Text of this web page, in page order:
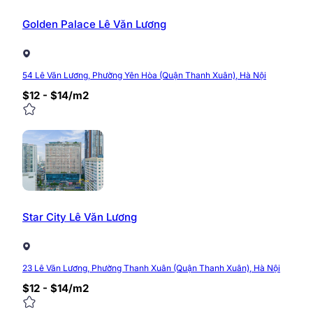
Kết cấu: 03 hầm – 11 tầng văn phòng cho thuê –
>>> Xem thêm các tòa nhà cho thuê văn phòng
Tiện ích Tòa nhà Diamond
Ngoài sở hữu vị trí trung tâm với hạ tầng giao thông
thuê văn phòng
06 thang máy tốc độ cao.
Hệ thống điều hòa trung tâm.
Hệ thống an ninh camera giám sát 24 giờ.
Bãi đậu xe: 03 tầng hầm để xe cho nhân viên +
Dịch vụ quan lý chuyên nghiệp, có quầy lễ tân
Golden Palace Lê Văn Lương
54 Lê Văn Lương, Phường Yên Hòa (Quận Thanh Xuân), Hà Nội
$12 - $14/m2
Star City Lê Văn Lương
23 Lê Văn Lương, Phường Thanh Xuân (Quận Thanh Xuân), Hà Nội
$12 - $14/m2